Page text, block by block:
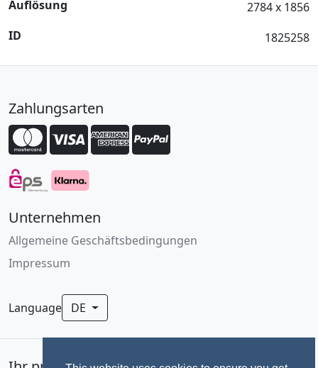
Auflösung
2784 x 1856
ID
1825258
Zahlungsarten
Unternehmen
Allgemeine Geschäftsbedingungen
Impressum
Language DE